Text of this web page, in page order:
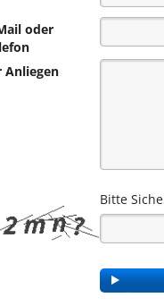
oder
Anliegen
Bitte